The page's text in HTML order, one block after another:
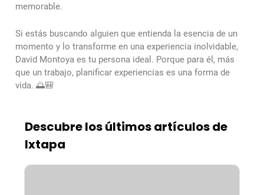
memorable.
Si estás buscando alguien que entienda la esencia de un
momento y lo transforme en una experiencia inolvidable,
David Montoya es tu persona ideal. Porque para él, más
que un trabajo, planificar experiencias es una forma de
vida. 🌅🎒
Descubre los últimos artículos de
Ixtapa